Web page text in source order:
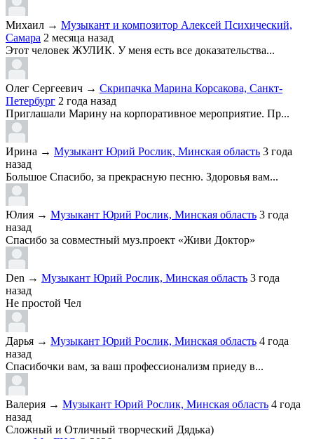
Михаил → Музыкант и композитор Алексей Психический,
Самара 2 месяца назад
Этот человек ЖУЛИК. У меня есть все доказательства...
Олег Сергеевич → Скрипачка Марина Корсакова, Санкт-
Петербург 2 года назад
Приглашали Марину на корпоративное мероприятие. Пр...
Ирина → Музыкант Юрий Рослик, Минская область 3 года
назад
Большое Спасибо, за прекрасную песню. Здоровья вам...
Юлия → Музыкант Юрий Рослик, Минская область 3 года
назад
Спасибо за совместный муз.проект «Живи Доктор»
Den → Музыкант Юрий Рослик, Минская область 3 года
назад
Не простой Чел
Дарья → Музыкант Юрий Рослик, Минская область 4 года
назад
Спасибочки вам, за ваш профессионализм приеду в...
Валерия → Музыкант Юрий Рослик, Минская область 4 года
назад
Сложный и Отличный творческий Дядька)